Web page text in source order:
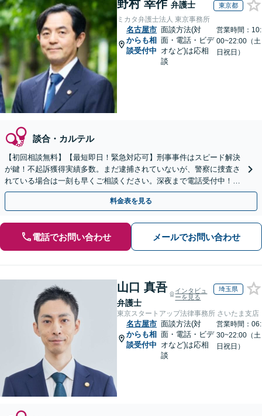
野村 幸作 弁護士 東京都
ミカタ弁護士法人 東京事務所
名古屋市
からも相
談受付中
面談方法(対
面・電話・ビデ
オなど)は応相
談
営業時間：10:
00~22:00（土
日祝日）
談合・カルテル
【初回相談無料】【最短即日！緊急対応可】刑事事件はスピード解決
が鍵！不起訴獲得実績多数。まだ逮捕されていないが、警察に捜査さ
れている場合は一刻も早くご相談ください。深夜まで電話受付中！痴
漢／盗撮／のぞき／その他性犯罪など
料金表を見る
電話でお問い合わせ メールでお問い合わせ
山口 真吾
弁護士
インタビュ
ーを見る
埼玉県
東京スタートアップ法律事務所 さいたま支店
名古屋市
からも相
談受付中
面談方法(対
面・電話・ビデ
オなど)は応相
談
営業時間：06:
30~22:00（土
日祝日）